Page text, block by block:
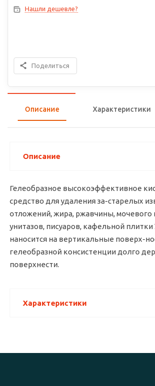
Нашли дешевле?
Поделиться
Описание Характеристики
Описание
Гелеобразное высокоэффективное
средство для удаления за-старелых
отложений, жира, ржавчины, мочевого
унитазов, писуаров, кафельной
наносится на вертикальные поверх-
гелеобразной консистенции долго
поверхнести.
Характеристики